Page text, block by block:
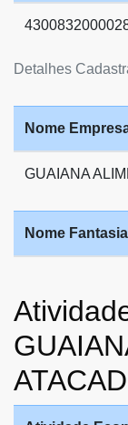
Detalhes
Nome
GUAIANA
Nome Fantasia